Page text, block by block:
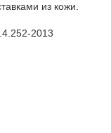
из кожи.
2013